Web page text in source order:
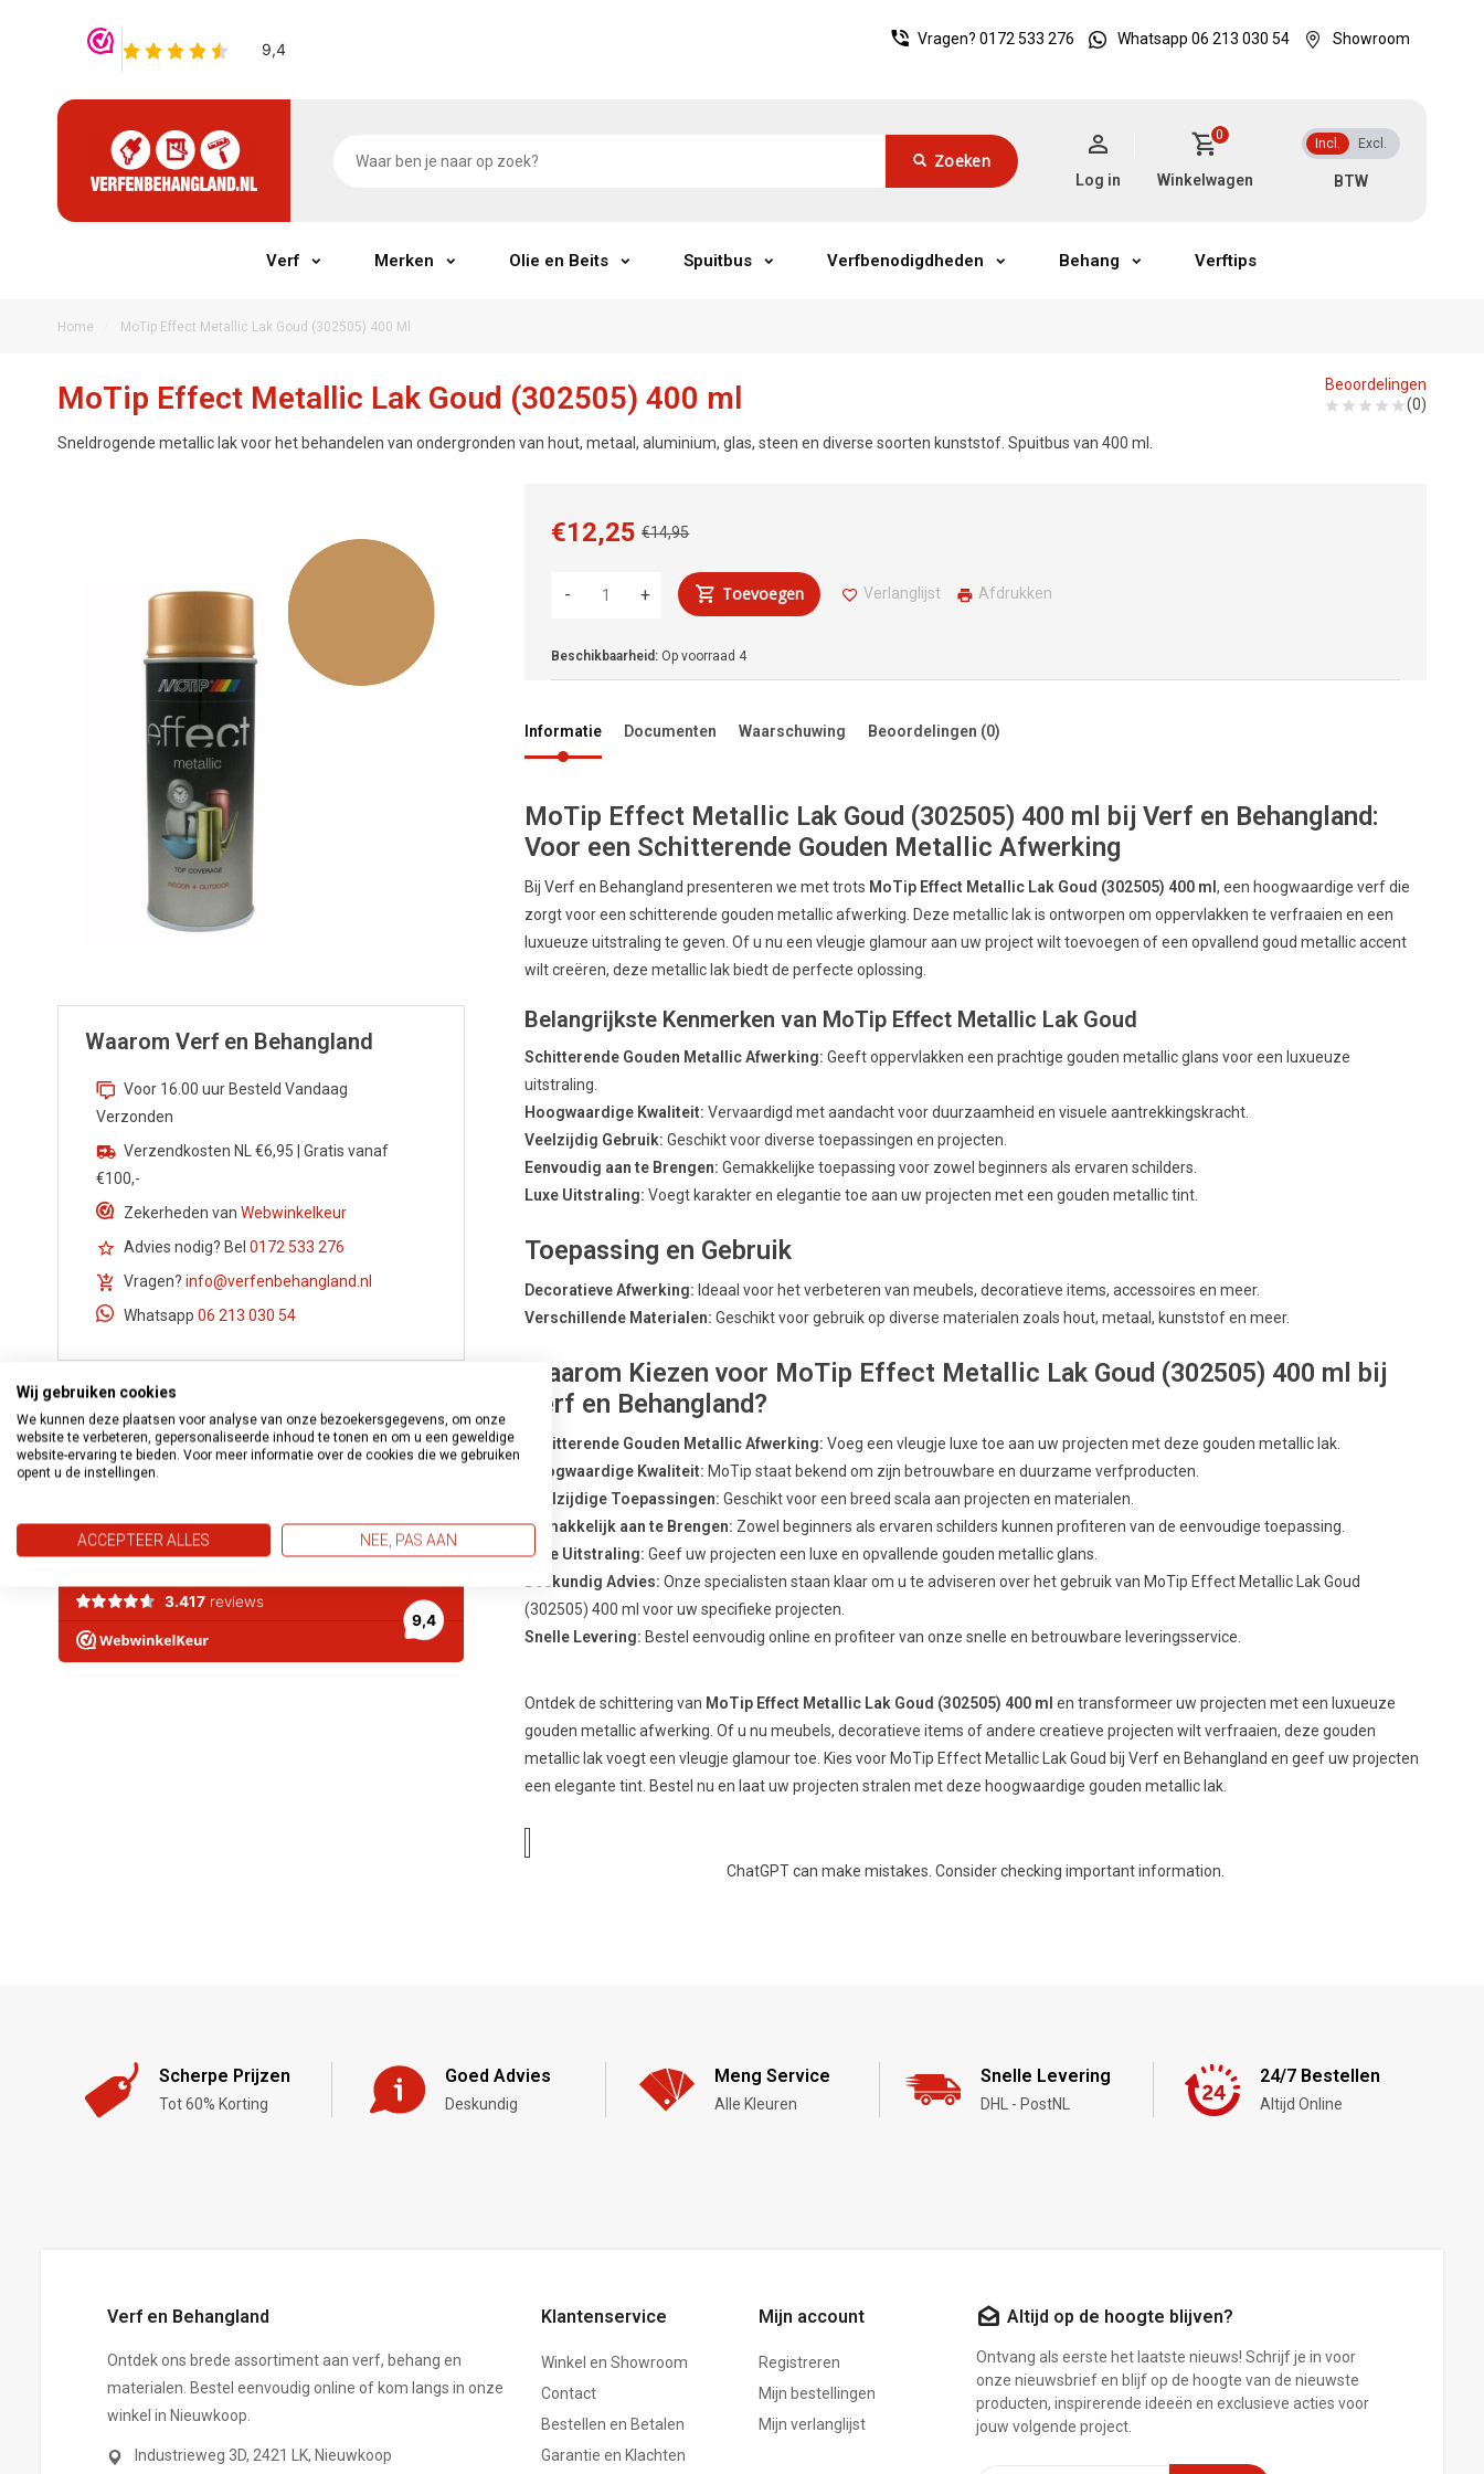
Vragen? 0172 533 276 Whatsapp 06 213 030 54 Showroom
Zoeken
Incl. Excl.
0
Winkelwagen
Log in
Verf Merken Olie en Beits Spuitbus Verfbenodigdheden Behang Verftips
Home MoTip Effect Metallic Lak Goud (302505) 400 Ml
MoTip Effect Metallic Lak Goud (302505) 400 ml
Sneldrogende metallic lak voor het behandelen van ondergronden van hout, metaal, aluminium, glas, steen en diverse soorten kunststof. Spuitbus van 400 ml.
Beoordelingen
(0)
Waarom Verf en Behangland
Voor 16.00 uur Besteld Vandaag
Verzonden
Verzendkosten NL €6,95 | Gratis vanaf
€100,-
Zekerheden van Webwinkelkeur
Advies nodig? Bel 0172 533 276
Vragen? info@verfenbehangland.nl
Whatsapp 06 213 030 54
€14,95
€12,25
+
- Toevoegen Verlanglijst Afdrukken
Beschikbaarheid: Op voorraad 4
Informatie Documenten Waarschuwing Beoordelingen (0)
MoTip Effect Metallic Lak Goud (302505) 400 ml bij Verf en Behangland:
Voor een Schitterende Gouden Metallic Afwerking
Bij Verf en Behangland presenteren we met trots MoTip Effect Metallic Lak Goud (302505) 400 ml, een hoogwaardige verf die
zorgt voor een schitterende gouden metallic afwerking. Deze metallic lak is ontworpen om oppervlakken te verfraaien en een
luxueuze uitstraling te geven. Of u nu een vleugje glamour aan uw project wilt toevoegen of een opvallend goud metallic accent
wilt creëren, deze metallic lak biedt de perfecte oplossing.
Belangrijkste Kenmerken van MoTip Effect Metallic Lak Goud
Schitterende Gouden Metallic Afwerking: Geeft oppervlakken een prachtige gouden metallic glans voor een luxueuze
uitstraling.
Hoogwaardige Kwaliteit: Vervaardigd met aandacht voor duurzaamheid en visuele aantrekkingskracht.
Veelzijdig Gebruik: Geschikt voor diverse toepassingen en projecten.
Eenvoudig aan te Brengen: Gemakkelijke toepassing voor zowel beginners als ervaren schilders.
Luxe Uitstraling: Voegt karakter en elegantie toe aan uw projecten met een gouden metallic tint.
Toepassing en Gebruik
Decoratieve Afwerking: Ideaal voor het verbeteren van meubels, decoratieve items, accessoires en meer.
Verschillende Materialen: Geschikt voor gebruik op diverse materialen zoals hout, metaal, kunststof en meer.
Waarom Kiezen voor MoTip Effect Metallic Lak Goud (302505) 400 ml bij
Verf en Behangland?
Schitterende Gouden Metallic Afwerking: Voeg een vleugje luxe toe aan uw projecten met deze gouden metallic lak.
Hoogwaardige Kwaliteit: MoTip staat bekend om zijn betrouwbare en duurzame verfproducten.
Veelzijdige Toepassingen: Geschikt voor een breed scala aan projecten en materialen.
Gemakkelijk aan te Brengen: Zowel beginners als ervaren schilders kunnen profiteren van de eenvoudige toepassing.
Luxe Uitstraling: Geef uw projecten een luxe en opvallende gouden metallic glans.
Deskundig Advies: Onze specialisten staan klaar om u te adviseren over het gebruik van MoTip Effect Metallic Lak Goud
(302505) 400 ml voor uw specifieke projecten.
Snelle Levering: Bestel eenvoudig online en profiteer van onze snelle en betrouwbare leveringsservice.
Ontdek de schittering van MoTip Effect Metallic Lak Goud (302505) 400 ml en transformeer uw projecten met een luxueuze
gouden metallic afwerking. Of u nu meubels, decoratieve items of andere creatieve projecten wilt verfraaien, deze gouden
metallic lak voegt een vleugje glamour toe. Kies voor MoTip Effect Metallic Lak Goud bij Verf en Behangland en geef uw projecten
een elegante tint. Bestel nu en laat uw projecten stralen met deze hoogwaardige gouden metallic lak.
ChatGPT can make mistakes. Consider checking important information.
Scherpe Prijzen
Tot 60% Korting
Goed Advies
Deskundig
Meng Service
Alle Kleuren
Snelle Levering
DHL - PostNL
24/7 Bestellen
Altijd Online
Verf en Behangland
Ontdek ons brede assortiment aan verf, behang en
materialen. Bestel eenvoudig online of kom langs in onze
winkel in Nieuwkoop.
Industrieweg 3D, 2421 LK, Nieuwkoop
Klantenservice
Winkel en Showroom
Contact
Bestellen en Betalen
Garantie en Klachten
Mijn account
Registreren
Mijn bestellingen
Mijn verlanglijst
Altijd op de hoogte blijven?
Ontvang als eerste het laatste nieuws! Schrijf je in voor
onze nieuwsbrief en blijf op de hoogte van de nieuwste
producten, inspirerende ideeën en exclusieve acties voor
jouw volgende project.
Wij gebruiken cookies
We kunnen deze plaatsen voor analyse van onze bezoekersgegevens, om onze
website te verbeteren, gepersonaliseerde inhoud te tonen en om u een geweldige
website-ervaring te bieden. Voor meer informatie over de cookies die we gebruiken
opent u de instellingen.
ACCEPTEER ALLES NEE, PAS AAN